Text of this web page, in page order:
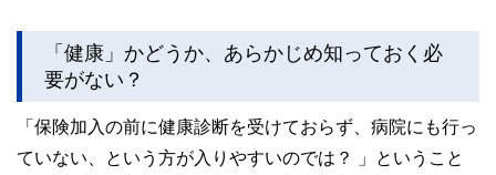
「健康」かどうか、あらかじめ知っておく必
要がない？
「保険加入の前に健康診断を受けておらず、病院にも行っ
ていない、という方が入りやすいのでは？ 」ということ